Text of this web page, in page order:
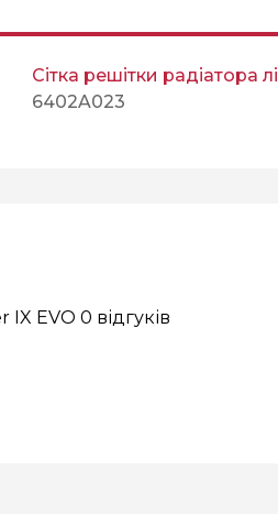
Сітка решітки радіатора
6402A023
IX EVO 0 відгуків